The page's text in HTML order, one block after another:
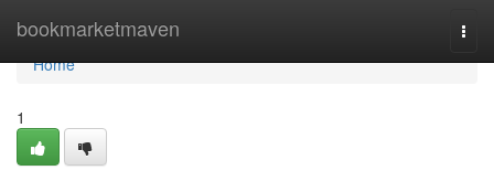
bookmarketmaven
Home
Home
1